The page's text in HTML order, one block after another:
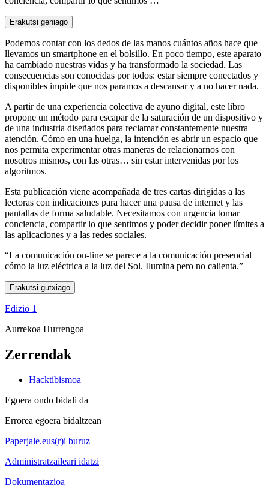
Erakutsi gehiago
Podemos contar con los dedos de las manos cuántos años hace que
llevamos un smartphone en el bolsillo. En poco tiempo, este aparato
ha cambiado nuestras vidas y ha transformado la sociedad. Las
consecuencias son conocidas por todos: estar siempre conectados y
disponibles impide que nos paramos a descansar y a no hacer nada.
A partir de una experiencia colectiva de ayuno digital, este libro
propone un método para escapar de la saturación de un dispositivo y
de una industria diseñados para reclamar constantemente nuestra
atención. Cómo en una huelga, la intención es abrir un espacio que
nos permita experimentar otras maneras de relacionarnos con
nosotros mismos, con las otras… sin estar intervenidas por los
algoritmos.
Esta publicación viene acompañada de tres cartas dirigidas a las
lectoras con indicaciones para hacer una pausa de internet y las
pantallas de forma saludable. Necesitamos con urgencia tomar
conciencia, compartir lo que sentimos y poder decidir poner límites a
las aplicaciones y a las redes sociales.
“La comunicación on-line se parece a la comunicación presencial
cómo la luz eléctrica a la luz del Sol. Ilumina pero no calienta.”
Erakutsi gutxiago
Edizio 1
Aurrekoa Hurrengoa
Zerrendak
Hacktibismoa
Egoera ondo bidali da
Errorea egoera bidaltzean
Paperjale.eus(r)i buruz
Administratzaileari idatzi
Dokumentazioa